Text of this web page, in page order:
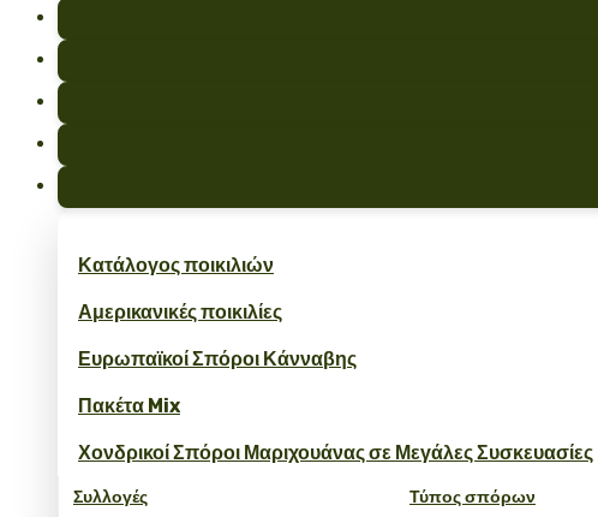
Κατάλογος ποικιλιών
Αμερικανικές ποικιλίες
Ευρωπαϊκοί Σπόροι Κάνναβης
Πακέτα Mix
Χονδρικοί Σπόροι Μαριχουάνας σε Μεγάλες Συσκευασίες
Συλλογές Τύπος σπόρων